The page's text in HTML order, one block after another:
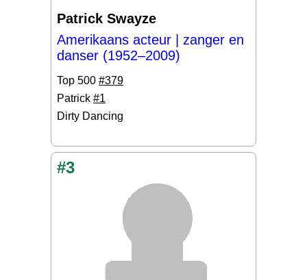
Patrick Swayze
Amerikaans acteur | zanger en
danser (1952–2009)
Top 500 #379
Patrick #1
Dirty Dancing
#3